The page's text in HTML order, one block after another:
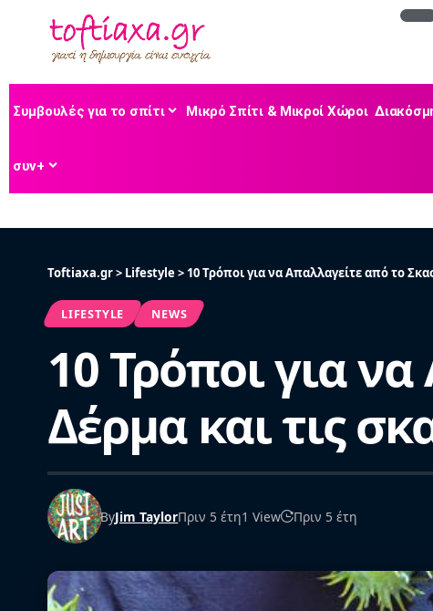
Συμβουλές για το σπίτι Μικρό Σπίτι & Μικροί Χώροι
συν+
Toftiaxa.gr> Lifestyle> 10 Τρόποι για να Απαλλαγείτε από το
LIFESTYLE NEWS
10 Τρόποι για
Δέρμα και τις
ByJim TaylorΠριν 5 έτη1 View Πριν 5 έτη